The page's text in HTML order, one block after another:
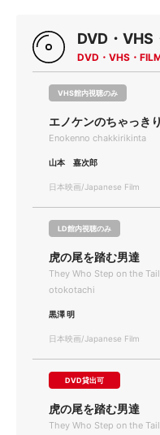
DVD・VHS
DVD・VHS・
VHS館内視聴のみ
エノケンのちゃっき
Enokenno chakkirikinta
山本 嘉次郎
日本映画/Japanese Film
LD館内視聴のみ
虎の尾を踏む男達
They Who Step on the
otokotachi
黒澤 明
日本映画/Japanese Film
DVD貸出可
虎の尾を踏む男達
They Who Step on the